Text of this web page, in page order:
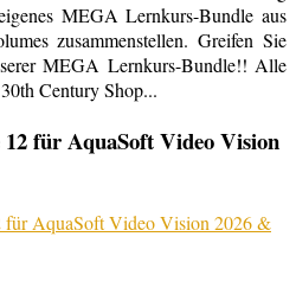
MEGA Lernkurs-Bundle aus
zusammenstellen. Greifen Sie
MEGA Lernkurs-Bundle!! Alle
Century Shop...
für AquaSoft Video Vision